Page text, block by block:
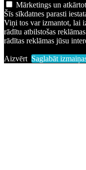
Mārketings un
Šīs sīkdatnes parasti
Viņi tos var izmantot, lai
rādītu atbilstošas
rādītas reklāmas jūsu
Aizvērt Saglabāt